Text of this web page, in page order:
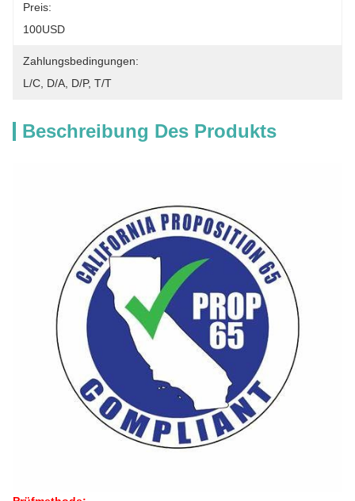
Preis:
100USD
Zahlungsbedingungen:
L/C, D/A, D/P, T/T
Beschreibung Des Produkts